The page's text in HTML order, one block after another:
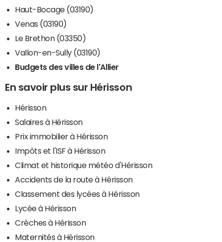
Haut-Bocage (03190)
Venas (03190)
Le Brethon (03350)
Vallon-en-Sully (03190)
Budgets des villes de l'Allier
En savoir plus sur Hérisson
Hérisson
Salaires à Hérisson
Prix immobilier à Hérisson
Impôts et l'ISF à Hérisson
Climat et historique météo d'Hérisson
Accidents de la route à Hérisson
Classement des lycées à Hérisson
Lycée à Hérisson
Crèches à Hérisson
Maternités à Hérisson